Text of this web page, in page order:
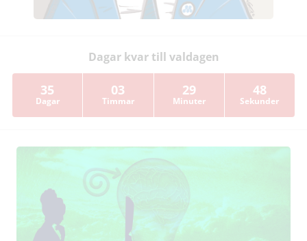
Dagar kvar till valdagen
35
Dagar
03
Timmar
29
Minuter
47
Sekunder